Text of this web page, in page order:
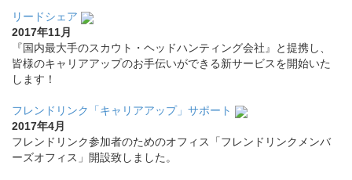
リードシェア
2017年11月
『国内最大手のスカウト・ヘッドハンティング会社』と提携し、
皆様のキャリアアップのお手伝いができる新サービスを開始いた
します！
フレンドリンク「キャリアアップ」サポート
2017年4月
フレンドリンク参加者のためのオフィス「フレンドリンクメンバ
ーズオフィス」開設致しました。